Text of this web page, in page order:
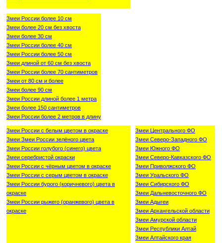
Змеи России более 10 см
Змеи более 20 см без хвоста
Змеи более 30 см
Змеи России более 40 см
Змеи России более 50 см
Змеи длиной от 60 см без хвоста
Змеи России более 70 сантиметров
Змеи от 80 см и более
Змеи более 90 см
Змеи России длиной более 1 метра
Змеи более 150 сантиметров
Змеи России более 2 метров в длину
Змеи России с белым цветом в окраске
Змеи Змеи России зелёного цвета
Змеи России голубого (синего) цвета
Змеи серебристой окраски
Змеи России с чёрным цветом в окраске
Змеи России с серым цветом в окраске
Змеи России бурого (коричневого) цвета в
окраске
Змеи России рыжего (оранжевого) цвета в
окраске
Змеи Центрального ФО
Змеи Северо-Западного ФО
Змеи Южного ФО
Змеи Северо-Кавказского ФО
Змеи Приволжского ФО
Змеи Уральского ФО
Змеи Сибирского ФО
Змеи Дальневосточного ФО
Змеи Адыгеи
Змеи Архангельской области
Змеи Амурской области
Змеи Республики Алтай
Змеи Алтайского края